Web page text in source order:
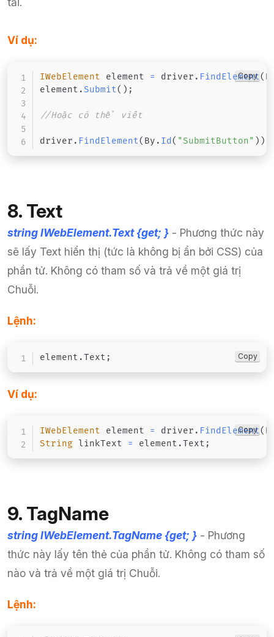
Ví dụ:
IWebElement element = driver . FindElement(
element .Submit( ) ;
//Hoặc có thể viết
driver . FindElement( By . Id ( "SubmitButton" ) )
Copy
8. Text
string IWebElement.Text {get; } - Phương thức này
sẽ lấy Text hiển thị (tức là không bị ẩn bởi CSS) của
phần tử. Không có tham số và trả về một giá trị
Chuỗi.
Lệnh:
element .Text ; Copy
Ví dụ:
IWebElement element = driver . FindElement(
String linkText = element .Text ;
Copy
9. TagName
string IWebElement.TagName {get; } - Phương
thức này lấy tên thẻ của phần tử. Không có tham số
nào và trả về một giá trị Chuỗi.
Lệnh: